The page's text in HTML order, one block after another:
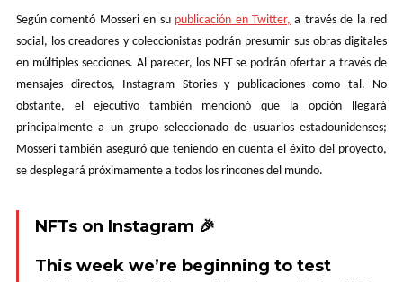
Según comentó Mosseri en su publicación en Twitter, a través de la red
social, los creadores y coleccionistas podrán presumir sus obras digitales
en múltiples secciones. Al parecer, los NFT se podrán ofertar a través de
mensajes directos, Instagram Stories y publicaciones como tal. No
obstante, el ejecutivo también mencionó que la opción llegará
principalmente a un grupo seleccionado de usuarios estadounidenses;
Mosseri también aseguró que teniendo en cuenta el éxito del proyecto,
se desplegará próximamente a todos los rincones del mundo.
NFTs on Instagram 🎉
This week we’re beginning to test